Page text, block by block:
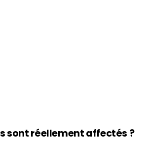
sont réellement affectés ?